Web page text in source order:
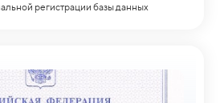
регистрации базы данных